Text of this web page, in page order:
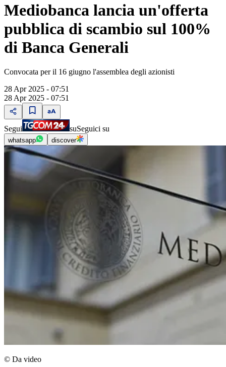
Mediobanca lancia un'offerta
pubblica di scambio sul 100%
di Banca Generali
Convocata per il 16 giugno l'assemblea degli azionisti
28 Apr 2025 - 07:51
28 Apr 2025 - 07:51
Segui suSeguici su
whatsapp discover
© Da video